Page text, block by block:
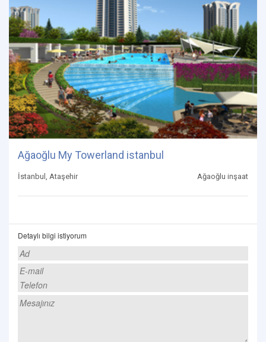
Ağaoğlu My Towerland istanbul
İstanbul, Ataşehir Ağaoğlu inşaat
Detaylı bilgi istiyorum